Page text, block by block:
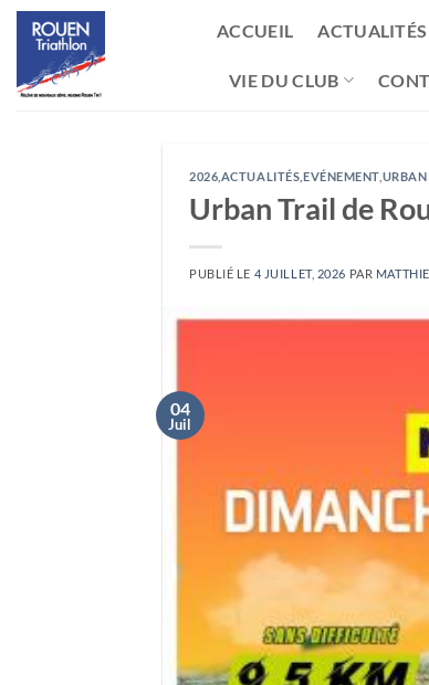
Passer
contenu
ACCUEIL ACTUALITÉS
VIE DU CLUB
2026 ACTUALITÉS EVÉNEMENT URBAN
Urban Trail de
PUBLIÉ LE 4 JUILLET, 2026 PAR
04
Juil